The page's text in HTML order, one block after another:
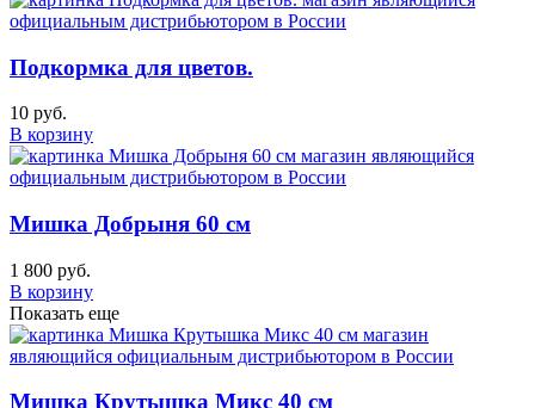
Подкормка для цветов.
10 руб.
В корзину
Мишка Добрыня 60 см
1 800 руб.
В корзину
Показать еще
Мишка Крутышка Микс 40 см